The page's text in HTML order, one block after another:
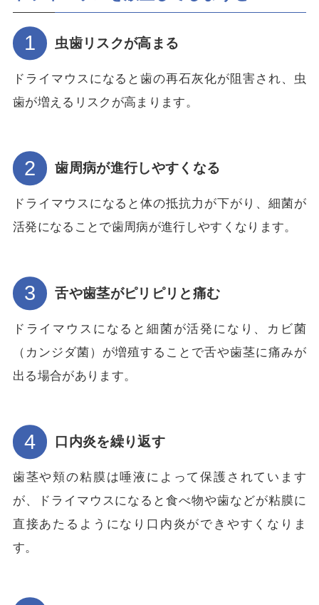
虫歯リスクが高まる
ドライマウスになると歯の再石灰化が阻害され、虫
歯が増えるリスクが高まります。
歯周病が進行しやすくなる
ドライマウスになると体の抵抗力が下がり、細菌が
活発になることで歯周病が進行しやすくなります。
舌や歯茎がピリピリと痛む
ドライマウスになると細菌が活発になり、カビ菌
（カンジダ菌）が増殖することで舌や歯茎に痛みが
出る場合があります。
口内炎を繰り返す
歯茎や頬の粘膜は唾液によって保護されています
が、ドライマウスになると食べ物や歯などが粘膜に
直接あたるようになり口内炎ができやすくなりま
す。